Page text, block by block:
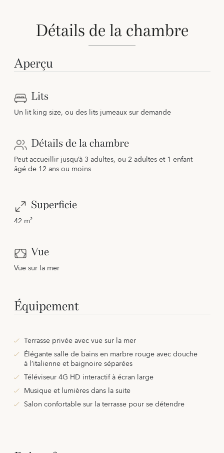
Détails de la chambre
Aperçu
Lits
Un lit king size, ou des lits jumeaux sur demande
Détails de la chambre
Peut accueillir jusqu’à 3 adultes, ou 2 adultes et 1 enfant
âgé de 12 ans ou moins
Superficie
42 m²
Vue
Vue sur la mer
Équipement
Terrasse privée avec vue sur la mer
Élégante salle de bains en marbre rouge avec douche
à l’italienne et baignoire séparées
Téléviseur 4G HD interactif à écran large
Musique et lumières dans la suite
Salon confortable sur la terrasse pour se détendre